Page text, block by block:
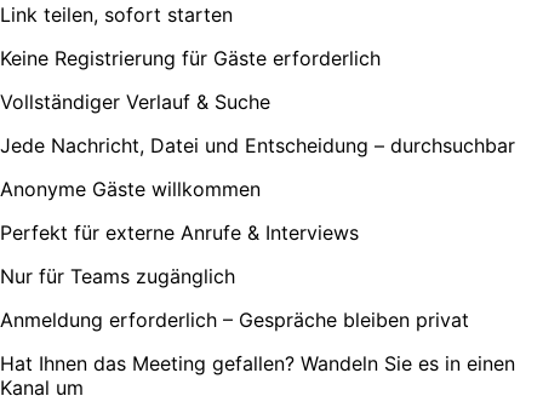
Link teilen, sofort starten
Keine Registrierung für Gäste erforderlich
Vollständiger Verlauf & Suche
Jede Nachricht, Datei und Entscheidung – durchsuchbar
Anonyme Gäste willkommen
Perfekt für externe Anrufe & Interviews
Nur für Teams zugänglich
Anmeldung erforderlich – Gespräche bleiben privat
Hat Ihnen das Meeting gefallen? Wandeln Sie es in einen
Kanal um